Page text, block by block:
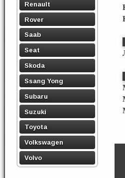
Renault
Rover
Saab
Seat
Skoda
Ssang Yong
Subaru
Suzuki
Toyota
Volkswagen
Volvo